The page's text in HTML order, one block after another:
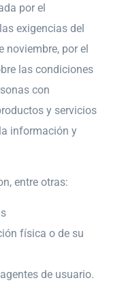
por el
exigencias del
noviembre, por el
las condiciones
con
y servicios
información y
entre otras:
física o de su
de usuario.